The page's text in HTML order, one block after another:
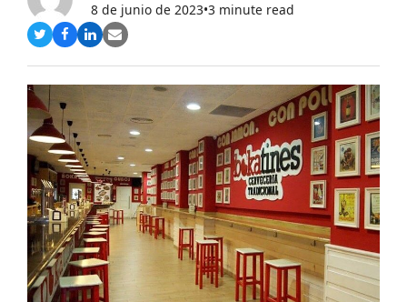
8 de junio de 2023•3 minute read
Compartir
Twitter
Compartir
Facebook
Compartir
LinkedIn
Share
Email